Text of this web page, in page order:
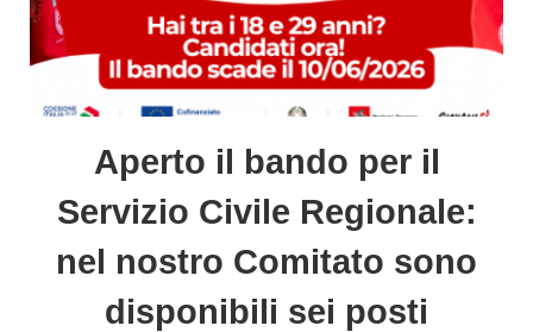
Aperto il bando per il
Servizio Civile Regionale:
nel nostro Comitato sono
disponibili sei posti